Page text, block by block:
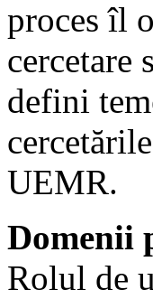
proces îl
cercetare
defini
UEMR.
Domenii
Rolul de